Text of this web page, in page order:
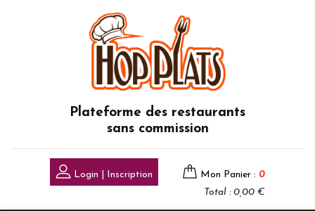
Plateforme des restaurants
sans commission
Login | Inscription Mon Panier : 0
Total : 0,00 €